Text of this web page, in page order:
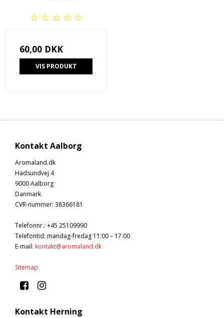
60,00 DKK
VIS PRODUKT
Kontakt Aalborg
Aromaland.dk
Hadsundvej 4
9000 Aalborg
Danmark
CVR-nummer: 38366181
Telefonnr.: +45 25109990
Telefontid: mandag-fredag 11:00 – 17:00
E-mail: kontakt@aromaland.dk
Sitemap
Kontakt Herning